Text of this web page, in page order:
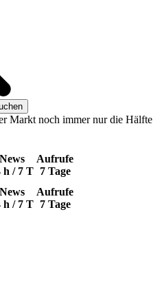
Markt noch immer nur die Hälfte
News
h / 7 T
Aufrufe
7 Tage
News
h / 7 T
Aufrufe
7 Tage